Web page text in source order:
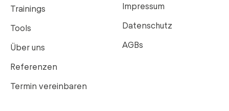
Trainings
Tools
Über uns
Referenzen
Termin vereinbaren
Impressum
Datenschutz
AGBs